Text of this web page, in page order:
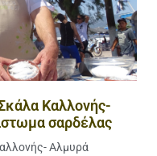
Καλλονής-
σαρδέλας
Αλμυρά